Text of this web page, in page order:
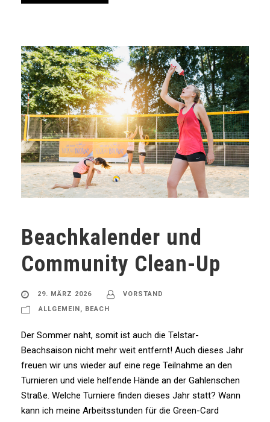
Beachkalender und
Community Clean-Up
29. MÄRZ 2026
VORSTAND
ALLGEMEIN , BEACH
Der Sommer naht, somit ist auch die Telstar-
Beachsaison nicht mehr weit entfernt! Auch dieses Jahr
freuen wir uns wieder auf eine rege Teilnahme an den
Turnieren und viele helfende Hände an der Gahlenschen
Straße. Welche Turniere finden dieses Jahr statt? Wann
kann ich meine Arbeitsstunden für die Green-Card